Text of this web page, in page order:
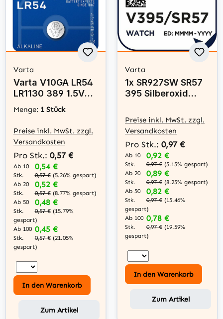
Varta
Varta V10GA LR54
LR1130 389 1.5V
Alkaline
Knopfzelle - 1er
Verpackung
Menge: 1 Stück
Preise inkl. MwSt. zzgl.
Versandkosten
Pro Stk.: 0,57 €
Ab 10
Stk.
0,54 €
0,57 € (5.26% gespart)
Ab 20
Stk.
0,52 €
0,57 € (8.77% gespart)
Ab 50
Stk.
0,48 €
0,57 € (15.79%
gespart)
Ab 100
Stk.
0,45 €
0,57 € (21.05%
gespart)
In den Warenkorb
Zum Artikel
Varta
1x SR927SW SR57
395 Silberoxid
V
Preise inkl. MwSt. zzgl.
Versandkosten
Pro Stk.: 0,97 €
Ab 10
Stk.
0,92 €
0,97 € (5.15% gespart)
Ab 20
Stk.
0,89 €
0,97 € (8.25% gespart)
Ab 50
Stk.
0,82 €
0,97 € (15.46%
gespart)
Ab 100
Stk.
0,78 €
0,97 € (19.59%
gespart)
In den Warenkorb
Zum Artikel